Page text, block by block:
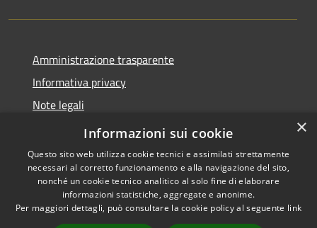
Amministrazione trasparente
Informativa privacy
Note legali
Dichiarazione di accessibilità
Accessibilità
Copyright © 2026 • Comune di
Troia • Powered by
×
Informazioni sui cookie
Questo sito web utilizza cookie tecnici e assimilati strettamente
necessari al corretto funzionamento e alla navigazione del sito,
nonché un cookie tecnico analitico al solo fine di elaborare
informazioni statistiche, aggregate e anonime.
Per maggiori dettagli, può consultare la cookie policy al seguente link